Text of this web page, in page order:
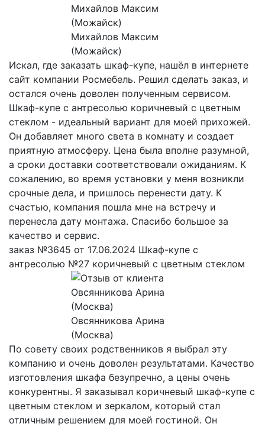
Михайлов Максим
(Можайск)
Искал, где заказать шкаф-купе, нашёл в интернете
сайт компании Росмебель. Решил сделать заказ, и
остался очень доволен полученным сервисом.
Шкаф-купе с антресолью коричневый с цветным
стеклом - идеальный вариант для моей прихожей.
Он добавляет много света в комнату и создает
приятную атмосферу. Цена была вполне разумной,
а сроки доставки соответствовали ожиданиям. К
сожалению, во время установки у меня возникли
срочные дела, и пришлось перенести дату. К
счастью, компания пошла мне на встречу и
перенесла дату монтажа. Спасибо большое за
качество и сервис.
заказ №3645 от 17.06.2024 Шкаф-купе с
антресолью №27 коричневый с цветным стеклом
Овсянникова Арина
(Москва)
По совету своих родственников я выбрал эту
компанию и очень доволен результатами. Качество
изготовления шкафа безупречно, а цены очень
конкурентны. Я заказывал коричневый шкаф-купе с
цветным стеклом и зеркалом, который стал
отличным решением для моей гостиной. Он